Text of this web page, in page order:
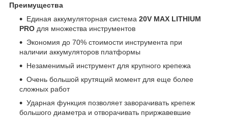
Преимущества
Единая аккумуляторная система 20V MAX LITHIUM
PRO для множества инструментов
Экономия до 70% стоимости инструмента при
наличии аккумуляторов платформы
Незаменимый инструмент для крупного крепежа
Очень большой крутящий момент для еще более
сложных работ
Ударная функция позволяет заворачивать крепеж
большого диаметра и отворачивать приржавевшие